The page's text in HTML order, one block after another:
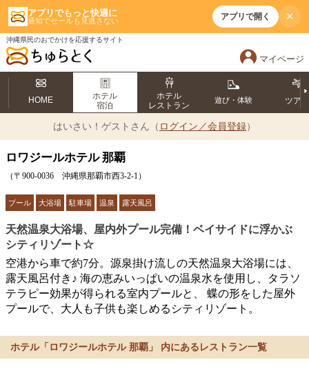
アプリでもっと快適に
通知でセールも見逃さない アプリで開く ×
沖縄県民のおでかけを応援するサイト
マイページ
HOME
ホテル
宿泊
ホテル
レストラン
遊び・体験 ツア
はいさい！ ゲストさん（ ログイン／会員登録）
ロワジールホテル 那覇
（〒900-0036 沖縄県那覇市西3-2-1）
プール 大浴場 駐車場 温泉 露天風呂
天然温泉大浴場、屋内外プール完備！ベイサイドに浮かぶ
シティリゾート☆
空港から車で約7分。源泉掛け流しの天然温泉大浴場には、
露天風呂付き♪ 海の恵みいっぱいの温泉水を使用し、タラソ
テラピー効果が得られる室内プールと、 蝶の形をした屋外
プールで、大人も子供も楽しめるシティリゾート。
ホテル「ロワジールホテル 那覇」 内にあるレストラン一覧